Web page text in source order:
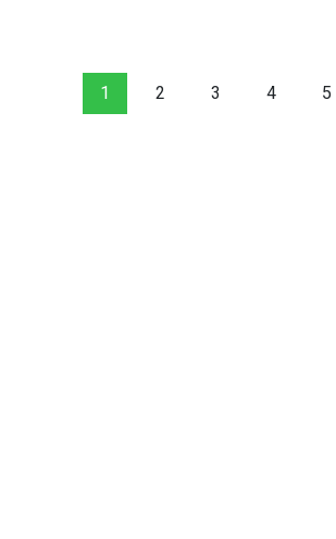
1 2 3 4 5